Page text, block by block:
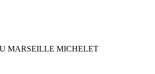
MARSEILLE MICHELET